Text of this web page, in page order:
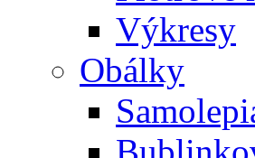
Výkresy
Obálky